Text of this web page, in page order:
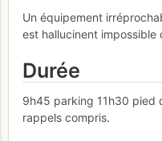
Un équipement
est hallucinent impossible
Durée
9h45 parking 11h30 pied
rappels compris.